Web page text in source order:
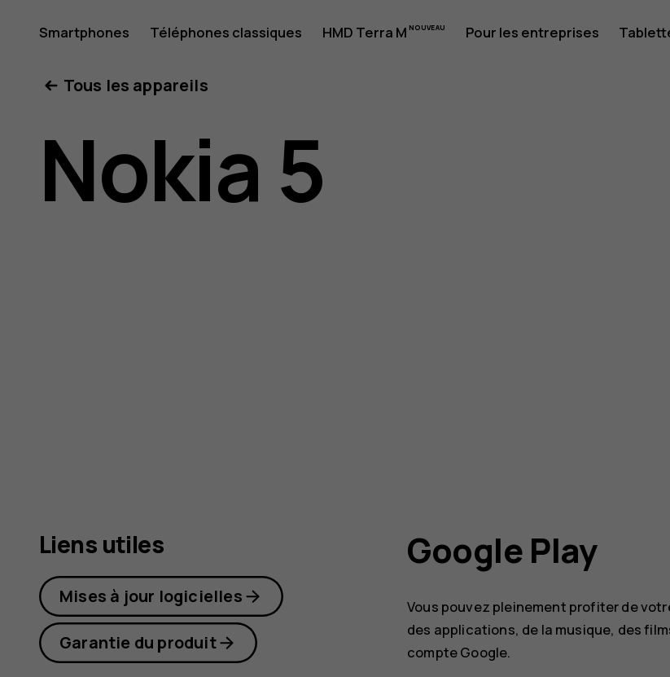
Guide
de
l'utilisateur
Smartphones Téléphones classiques HMD Terra M Pour les entreprises
Tous les appareils
Nokia 5
Google Play
Vous pouvez pleinement profiter de
des applications, de la musique, des
compte Google.
Liens utiles
Mises à jour logicielles
Garantie du produit